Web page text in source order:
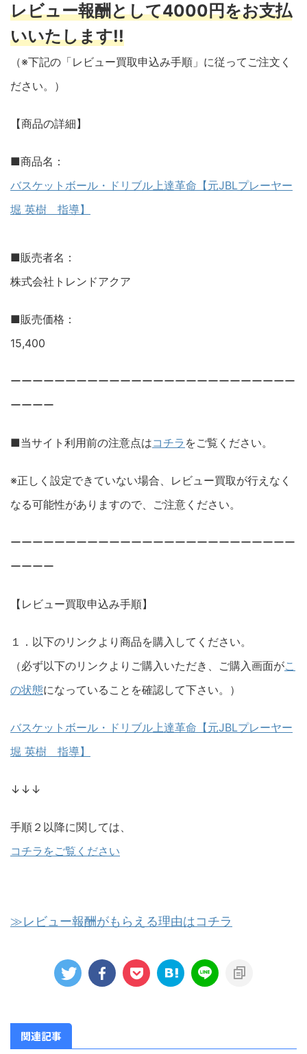
レビュー報酬として4000円をお支払
いいたします!!
（※下記の「レビュー買取申込み手順」に従ってご注文く
ださい。）
【商品の詳細】
■商品名：
バスケットボール・ドリブル上達革命【元JBLプレーヤー
堀 英樹 指導】
■販売者名：
株式会社トレンドアクア
■販売価格：
15,400
ーーーーーーーーーーーーーーーーーーーーーーーーーー
ーーーー
■当サイト利用前の注意点はコチラ をご覧ください。
※正しく設定できていない場合、レビュー買取が行えなく
なる可能性がありますので、ご注意ください。
ーーーーーーーーーーーーーーーーーーーーーーーーーー
ーーーー
【レビュー買取申込み手順】
１．以下のリンクより商品を購入してください。
（必ず以下のリンクよりご購入いただき、ご購入画面がこ
の状態になっていることを確認して下さい。）
バスケットボール・ドリブル上達革命【元JBLプレーヤー
堀 英樹 指導】
↓↓↓
手順２以降に関しては、
コチラをご覧ください
≫レビュー報酬がもらえる理由はコチラ
関連記事